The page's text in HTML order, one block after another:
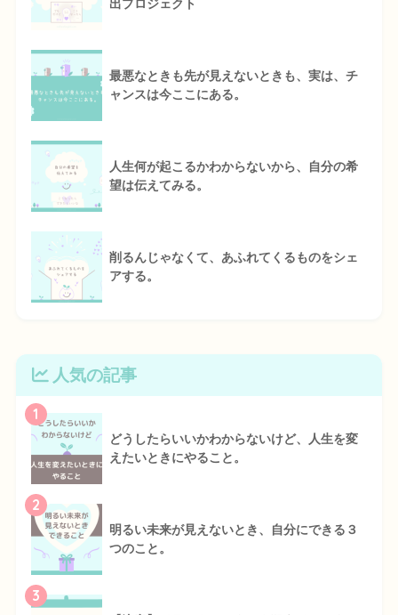
出プロジェクト
最悪なときも先が見えないときも、実は、チ
ャンスは今ここにある。
人生何が起こるかわからないから、自分の希
望は伝えてみる。
削るんじゃなくて、あふれてくるものをシェ
アする。
人気の記事
1
どうしたらいいかわからないけど、人生を変
えたいときにやること。
2
明るい未来が見えないとき、自分にできる３
つのこと。
3